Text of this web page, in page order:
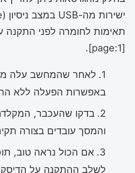
תאימות לחומרה לפני התקנה
[page:1].
באפשרות הפעלה ללא
והמסך עובדים בצורה
אם הכול נראה טוב,
לשלב ההתקנה על